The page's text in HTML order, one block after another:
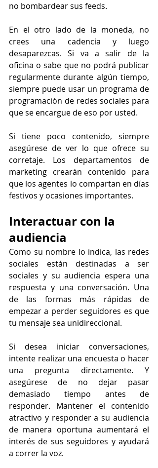
no bombardear sus feeds.
En el otro lado de la moneda, no
crees una cadencia y luego
desaparezcas. Si va a salir de la
oficina o sabe que no podrá publicar
regularmente durante algún tiempo,
siempre puede usar un programa de
programación de redes sociales para
que se encargue de eso por usted.
Si tiene poco contenido, siempre
asegúrese de ver lo que ofrece su
corretaje. Los departamentos de
marketing crearán contenido para
que los agentes lo compartan en días
festivos y ocasiones importantes.
Interactuar con la
audiencia
Como su nombre lo indica, las redes
sociales están destinadas a ser
sociales y su audiencia espera una
respuesta y una conversación. Una
de las formas más rápidas de
empezar a perder seguidores es que
tu mensaje sea unidireccional.
Si desea iniciar conversaciones,
intente realizar una encuesta o hacer
una pregunta directamente. Y
asegúrese de no dejar pasar
demasiado tiempo antes de
responder. Mantener el contenido
atractivo y responder a su audiencia
de manera oportuna aumentará el
interés de sus seguidores y ayudará
a correr la voz.